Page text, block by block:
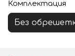
Комплектация
Без